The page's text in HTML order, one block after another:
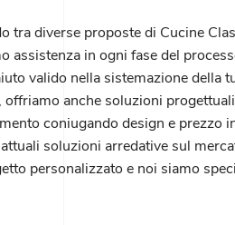
diverse proposte di Cucine
in ogni fase del
valido nella sistemazione della
anche soluzioni
coniugando design e prezzo
soluzioni arredative sul
personalizzato e noi siamo